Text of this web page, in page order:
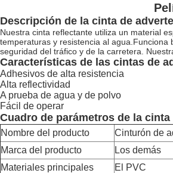
Descripción de la cinta de
Nuestra cinta reflectante utiliza un material
temperaturas y resistencia al
seguridad del tráfico y de la carretera.
Características de las cintas de
Adhesivos de alta resistencia
Alta reflectividad
A prueba de agua y de polvo
Fácil de operar
Cuadro de parámetros de la
Nombre del producto
Cinturón de
Marca del producto
Los demás
Materiales principales
El PVC